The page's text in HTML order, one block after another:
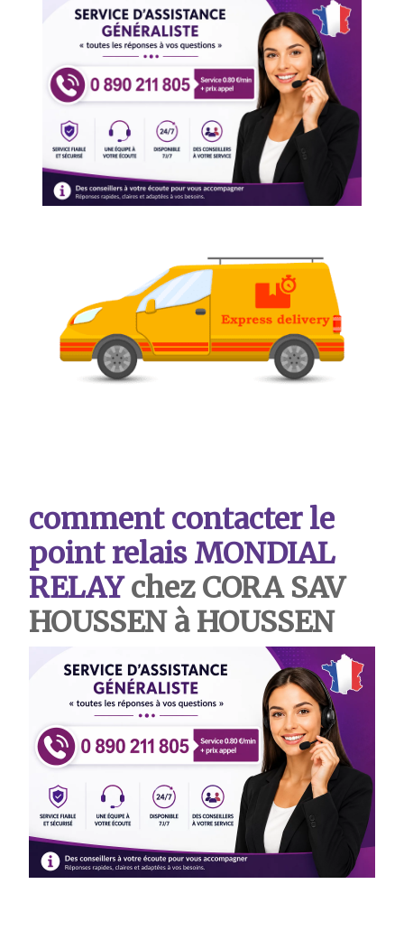
comment contacter le
point relais MONDIAL
RELAYchez CORA SAV
HOUSSEN à HOUSSEN